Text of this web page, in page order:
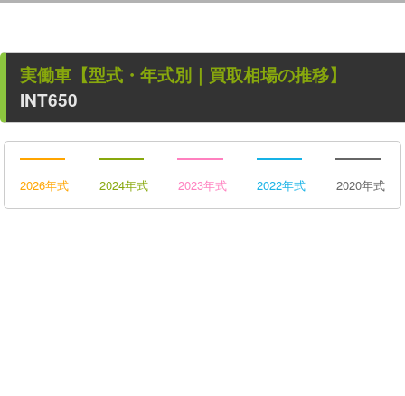
実働車 【型式・年式別｜買取相場の推移】
INT650
2026年式 2024年式 2023年式 2022年式 2020年式